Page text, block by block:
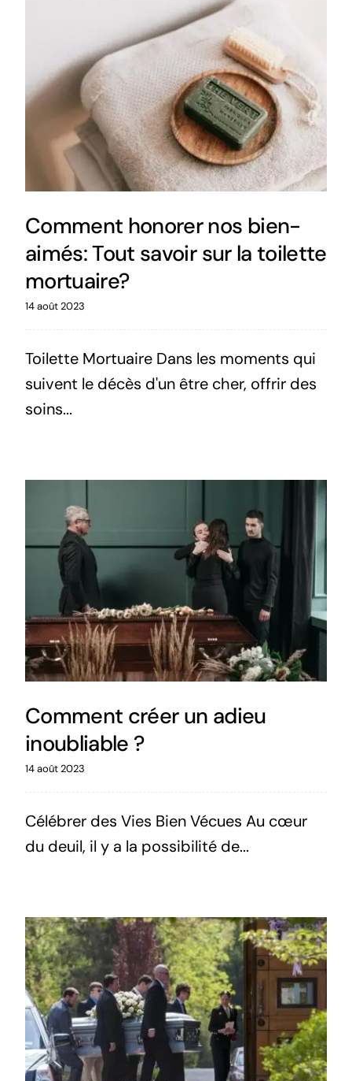
Comment honorer nos bien-
aimés: Tout savoir sur la toilette
mortuaire?
14 août 2023
Toilette Mortuaire Dans les moments qui
suivent le décès d'un être cher, offrir des
soins...
Comment créer un adieu
inoubliable ?
14 août 2023
Célébrer des Vies Bien Vécues Au cœur
du deuil, il y a la possibilité de...